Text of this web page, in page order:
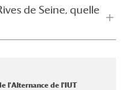
de Seine, quelle
l'Alternance de l'IUT